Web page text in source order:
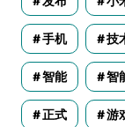
手机 技
智能 智
正式 游